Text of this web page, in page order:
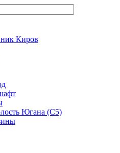
Югана (С5)